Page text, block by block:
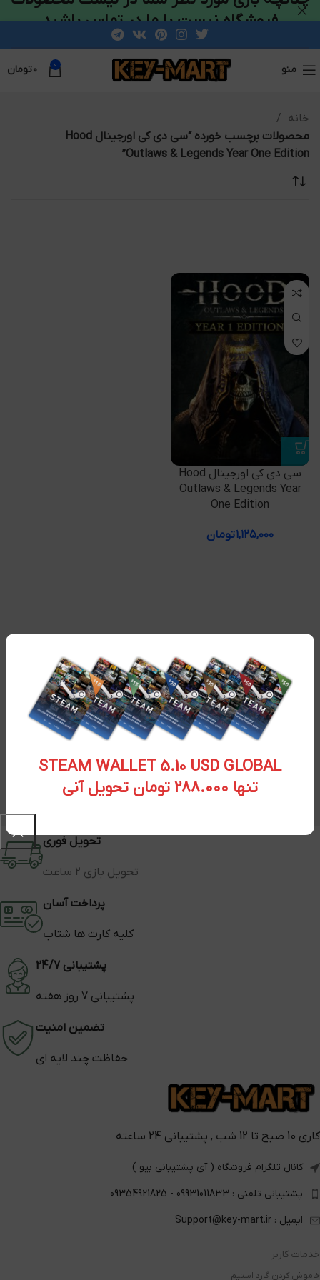
STEAM WALLET 5.10 USD GLOBAL
تنها 288.000 تومان تحویل آنی
منو 0 ۰تومان
خانه
محصولات برچسب خورده “سی دی کی اورجینال Hood
Outlaws & Legends Year One Edition”
سی دی کی اورجینال Hood
Outlaws & Legends Year
One Edition
۱,۱۲۵,۰۰۰تومان
تحویل فوری
تحویل بازی 2 ساعت
پرداخت آسان
کلیه کارت ها شتاب
پشتیبانی 24/7
پشتیبانی 7 روز هفته
تضمین امنیت
حفاظت چند لایه ای
کاری 10 صبح تا 12 شب , پشتیبانی 24 ساعته
کانال تلگرام فروشگاه ( آی پشتیبانی بیو )
پشتیبانی تلفنی : 09931011833 - 09354921825
ایمیل : Support@key-mart.ir
خدمات کاربر
خاموش کردن گارد استیم
فروشگاه نیست با ما در تماس باشید